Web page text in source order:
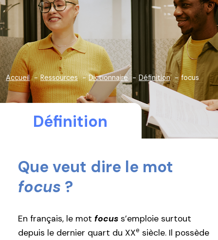
Accueil Ressources Dictionnaire Définition focus
Définition
Que veut dire le mot
focus ?
En français, le mot focus s’emploie surtout
depuis le dernier quart du XXe siècle. Il possède